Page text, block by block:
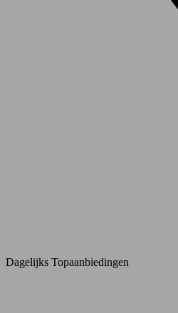
Dagelijks Topaanbiedingen